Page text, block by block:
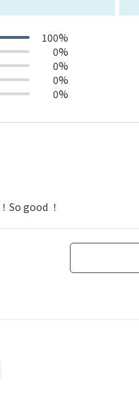
100%
0%
0%
0%
0%
So good ！